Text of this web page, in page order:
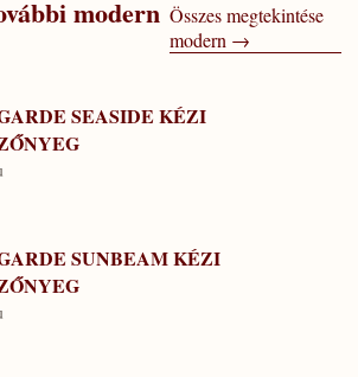
modern Összes megtekintése
modern →
SEASIDE KÉZI
SUNBEAM KÉZI